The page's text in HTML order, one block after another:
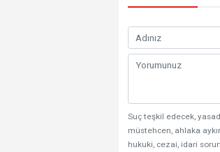
Suç teşkil edecek,
müstehcen, ahlaka
hukuki, cezai, idari